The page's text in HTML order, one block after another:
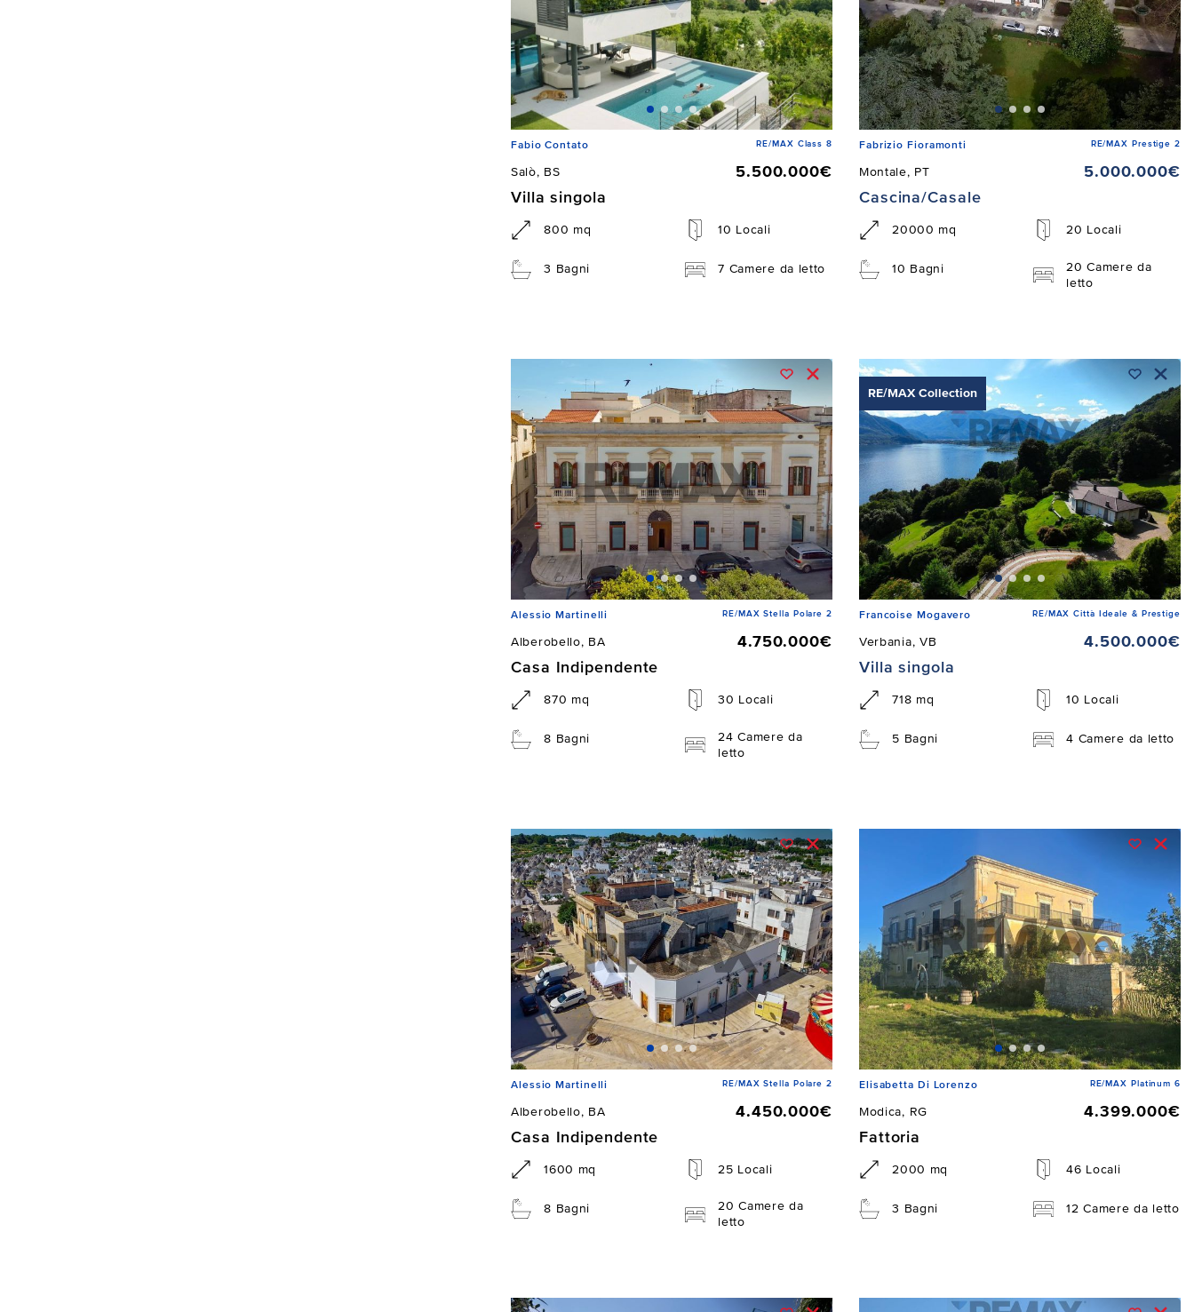
Fabio Contato RE/MAX Class 8
Salò, BS
5.500.000€
Villa singola
800 mq 10 Locali
3 Bagni 7 Camere da letto
Fabrizio Fioramonti RE/MAX Prestige 2
Montale, PT
5.000.000€
Cascina/Casale
20000 mq 20 Locali
10 Bagni
20 Camere da
letto
Alessio Martinelli RE/MAX Stella Polare 2
Alberobello, BA
4.750.000€
Casa Indipendente
870 mq 30 Locali
8 Bagni
24 Camere da
letto
RE/MAX Collection
Francoise Mogavero RE/MAX Città Ideale & Prestige
Verbania, VB
4.500.000€
Villa singola
718 mq 10 Locali
5 Bagni 4 Camere da letto
Alessio Martinelli RE/MAX Stella Polare 2
Alberobello, BA
4.450.000€
Casa Indipendente
1600 mq 25 Locali
8 Bagni
20 Camere da
letto
Elisabetta Di Lorenzo RE/MAX Platinum 6
Modica, RG
4.399.000€
Fattoria
2000 mq 46 Locali
3 Bagni 12 Camere da letto